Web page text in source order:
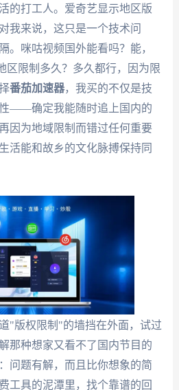
的打工人。爱奇艺显示地区版
我来说，这只是一个技术问
。咪咕视频国外能看吗？能，
区限制多久？多久都行，因为限
番茄加速器，我买的不仅是技
——确定我能随时追上国内的
因为地域限制而错过任何重要
活能和故乡的文化脉搏保持同
"版权限制"的墙挡在外面，试过
那种想家又看不了国内节目的
问题有解，而且比你想象的简
工具的泥潭里，找个靠谱的回